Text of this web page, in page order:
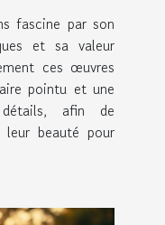
fascine par son
et sa valeur
ces œuvres
pointu et une
afin de
beauté pour